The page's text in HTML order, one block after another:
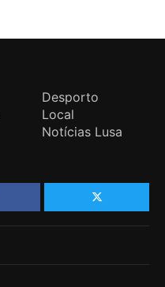
Desporto
Local
Notícias Lusa